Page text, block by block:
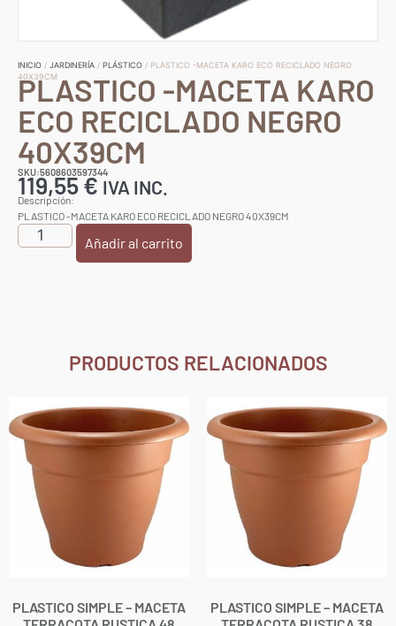
INICIO / JARDINERÍA / PLÁSTICO / PLASTICO -MACETA KARO ECO RECICLADO NEGRO
40X39CM
PLASTICO -MACETA KARO
ECO RECICLADO NEGRO
40X39CM
SKU:5608603597344
119,55€ IVA INC.
Descripción:
PLASTICO -MACETA KARO ECO RECICLADO NEGRO 40X39CM
Añadir al carrito
PRODUCTOS RELACIONADOS
PLASTICO SIMPLE – MACETA
PLASTICO SIMPLE – MACETA